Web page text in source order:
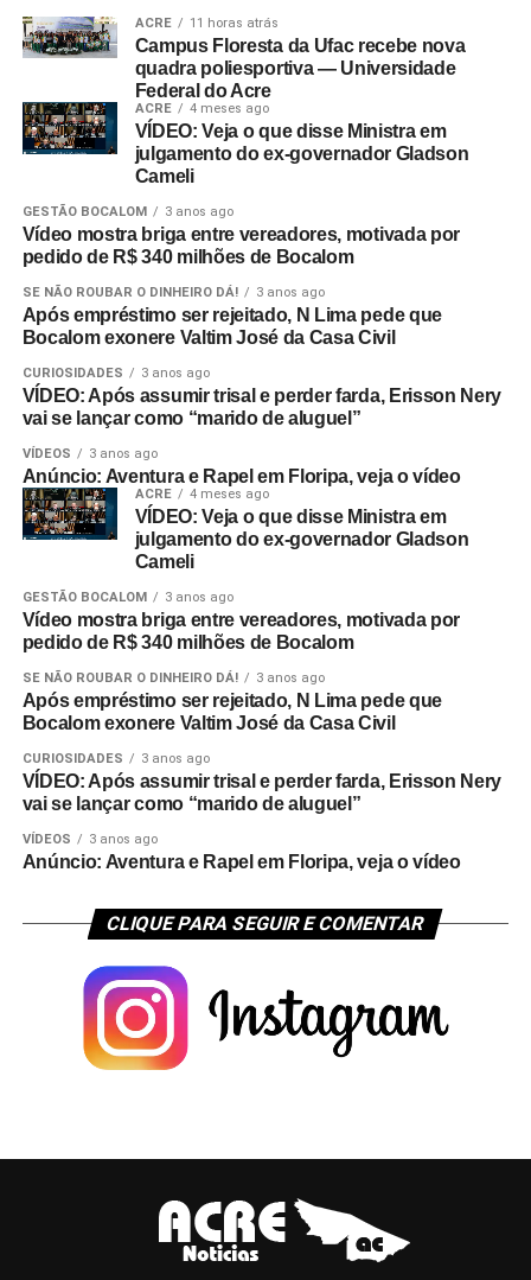
ACRE 11 horas atrás
Campus Floresta da Ufac recebe nova
quadra poliesportiva — Universidade
Federal do Acre
ACRE 4 meses ago
VÍDEO: Veja o que disse Ministra em
julgamento do ex-governador Gladson
Cameli
GESTÃO BOCALOM 3 anos ago
Vídeo mostra briga entre vereadores, motivada por
pedido de R$ 340 milhões de Bocalom
SE NÃO ROUBAR O DINHEIRO DÁ! 3 anos ago
Após empréstimo ser rejeitado, N Lima pede que
Bocalom exonere Valtim José da Casa Civil
CURIOSIDADES 3 anos ago
VÍDEO: Após assumir trisal e perder farda, Erisson Nery
vai se lançar como “marido de aluguel”
VÍDEOS 3 anos ago
Anúncio: Aventura e Rapel em Floripa, veja o vídeo
ACRE 4 meses ago
VÍDEO: Veja o que disse Ministra em
julgamento do ex-governador Gladson
Cameli
GESTÃO BOCALOM 3 anos ago
Vídeo mostra briga entre vereadores, motivada por
pedido de R$ 340 milhões de Bocalom
SE NÃO ROUBAR O DINHEIRO DÁ! 3 anos ago
Após empréstimo ser rejeitado, N Lima pede que
Bocalom exonere Valtim José da Casa Civil
CURIOSIDADES 3 anos ago
VÍDEO: Após assumir trisal e perder farda, Erisson Nery
vai se lançar como “marido de aluguel”
VÍDEOS 3 anos ago
Anúncio: Aventura e Rapel em Floripa, veja o vídeo
CLIQUE PARA SEGUIR E COMENTAR